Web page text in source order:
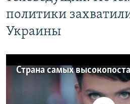
политики
Украины